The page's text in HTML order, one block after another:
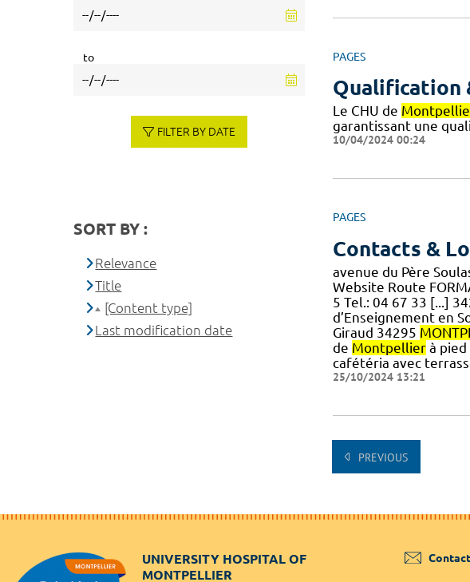
PAGES
Qualification
Le CHU de
garantissant une
10/04/2024 00:24
PAGES
Contacts &
avenue du Père
Website Route
5 Tel.: 04 67 33 [...]
d’Enseignement en
Giraud 34295
de Montpellierà pied
cafétéria avec
25/10/2024 13:21
PREVIOUS
to
FILTER BY DATE
SORT BY :
Relevance
Title
[Content type]
Last modification date
UNIVERSITY HOSPITAL OF
MONTPELLIER